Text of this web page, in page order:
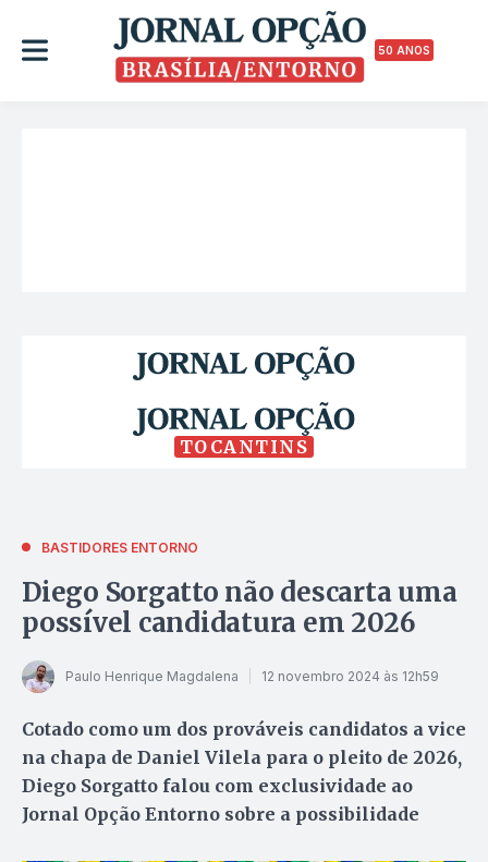
50 ANOS
TOCANTINS
BASTIDORES ENTORNO
Diego Sorgatto não descarta uma
possível candidatura em 2026
Paulo Henrique Magdalena 12 novembro 2024 às 12h59
Cotado como um dos prováveis candidatos a vice
na chapa de Daniel Vilela para o pleito de 2026,
Diego Sorgatto falou com exclusividade ao
Jornal Opção Entorno sobre a possibilidade